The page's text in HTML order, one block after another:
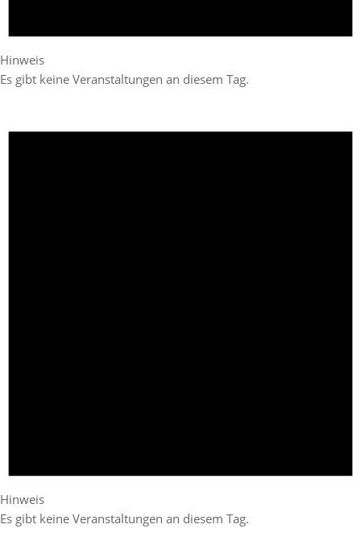
Hinweis
Es gibt keine Veranstaltungen an diesem Tag.
Hinweis
Es gibt keine Veranstaltungen an diesem Tag.